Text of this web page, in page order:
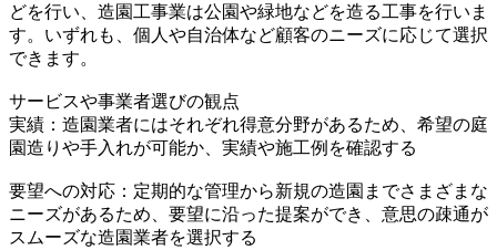
どを行い、造園工事業は公園や緑地などを造る工事を行いま
す。いずれも、個人や自治体など顧客のニーズに応じて選択
できます。
サービスや事業者選びの観点
実績：造園業者にはそれぞれ得意分野があるため、希望の庭
園造りや手入れが可能か、実績や施工例を確認する
要望への対応：定期的な管理から新規の造園までさまざまな
ニーズがあるため、要望に沿った提案ができ、意思の疎通が
スムーズな造園業者を選択する